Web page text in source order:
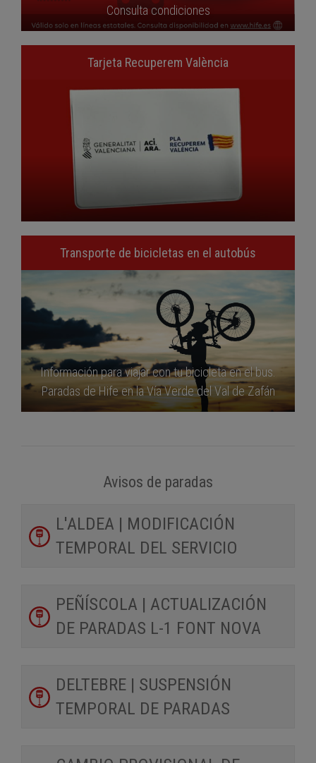
Consulta condiciones
Tarjeta Recuperem València
Transporte de bicicletas en el autobús
Información para viajar con tu bicicleta en el bus.
Paradas de Hife en la Vía Verde del Val de Zafán
Avisos de paradas
L'ALDEA | MODIFICACIÓN
TEMPORAL DEL SERVICIO
PEÑÍSCOLA | ACTUALIZACIÓN
DE PARADAS L-1 FONT NOVA
DELTEBRE | SUSPENSIÓN
TEMPORAL DE PARADAS